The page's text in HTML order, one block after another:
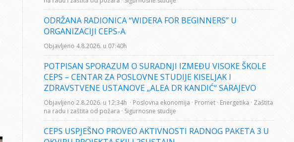
ODRŽANA RADIONICA “WIDERA FOR BEGINNERS” U
ORGANIZACIJI CEPS-A
Objavljeno 4.8.2026. u 07:40h
POTPISAN SPORAZUM O SURADNJI IZMEĐU VISOKE ŠKOLE
CEPS – CENTAR ZA POSLOVNE STUDIJE KISELJAK I
ZDRAVSTVENE USTANOVE „ALEA DR KANDIĆ“ SARAJEVO
Objavljeno 2.8.2026. u 12:34h · Poslovna ekonomija · Promet · Energetika · Zaštita
na radu i zaštita od požara · Sigurnosne studije
CEPS USPJEŠNO PROVEO AKTIVNOSTI RADNOG PAKETA 3 U